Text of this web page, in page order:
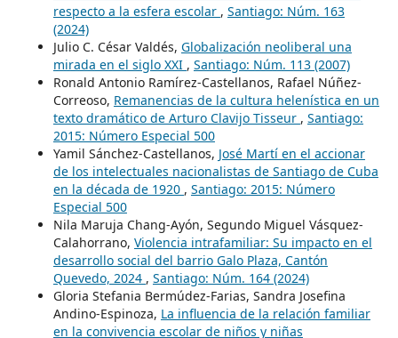
respecto a la esfera escolar , Santiago: Núm. 163
(2024)
Julio C. César Valdés, Globalización neoliberal una
mirada en el siglo XXI , Santiago: Núm. 113 (2007)
Ronald Antonio Ramírez-Castellanos, Rafael Núñez-
Correoso, Remanencias de la cultura helenística en un
texto dramático de Arturo Clavijo Tisseur , Santiago:
2015: Número Especial 500
Yamil Sánchez-Castellanos, José Martí en el accionar
de los intelectuales nacionalistas de Santiago de Cuba
en la década de 1920 , Santiago: 2015: Número
Especial 500
Nila Maruja Chang-Ayón, Segundo Miguel Vásquez-
Calahorrano, Violencia intrafamiliar: Su impacto en el
desarrollo social del barrio Galo Plaza, Cantón
Quevedo, 2024 , Santiago: Núm. 164 (2024)
Gloria Stefania Bermúdez-Farias, Sandra Josefina
Andino-Espinoza, La influencia de la relación familiar
en la convivencia escolar de niños y niñas